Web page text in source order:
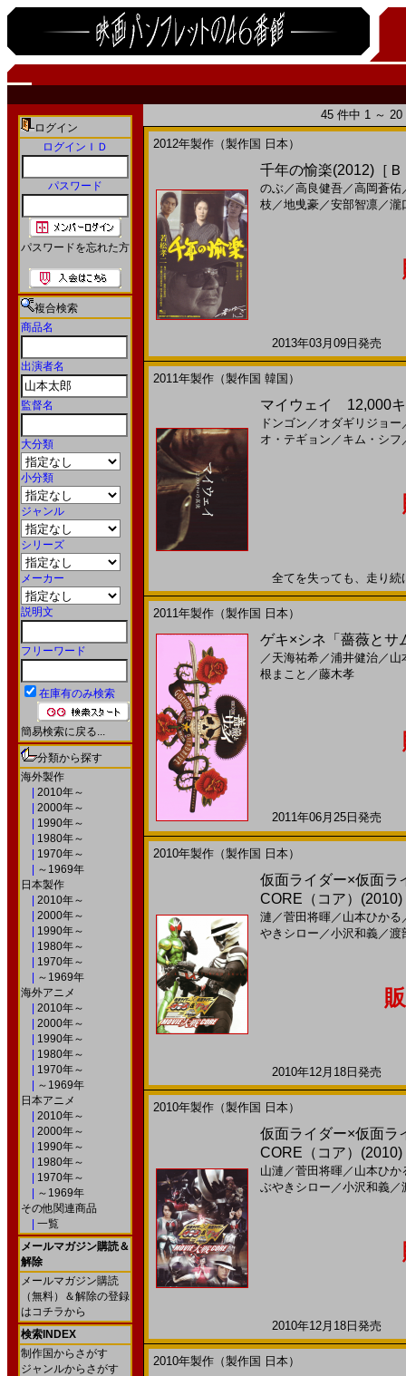
ログイン
ログインＩＤ
パスワード
パスワードを忘れた方
複合検索
商品名
出演者名
監督名
大分類
小分類
ジャンル
シリーズ
メーカー
説明文
フリーワード
在庫有のみ検索
簡易検索に戻る...
分類から探す
海外製作
2010年～
2000年～
1990年～
1980年～
1970年～
～1969年
日本製作
2010年～
2000年～
1990年～
1980年～
1970年～
～1969年
海外アニメ
2010年～
2000年～
1990年～
1980年～
1970年～
～1969年
日本アニメ
2010年～
2000年～
1990年～
1980年～
1970年～
～1969年
その他関連商品
一覧
メールマガジン購読＆
解除
メールマガジン購読
（無料）＆解除の登録
はコチラから
検索INDEX
制作国からさがす
ジャンルからさがす
45 件中 1 ～
2012年製作（製作国 日本）
千年の愉楽(2012)［
のぶ／高良健吾／高岡蒼佑
枝 ／地曵豪／安部智凛／瀧
2013年03月09日発売
2011年製作（製作国 韓国）
マイウェイ 12,000キ
ドンゴン ／ オダギリジョー
オ・テギョン ／ キム・シフ
全てを失っても、走り
2011年製作（製作国 日本）
ゲキ×シネ「薔薇とサ
／ 天海祐希／浦井健治／ 山
根まこと ／藤木孝
2011年06月25日発売
2010年製作（製作国 日本）
仮面ライダー×仮面
CORE（コア）
漣 ／菅田将暉／ 山本ひかる
やきシロー ／小沢和義／渡
2010年12月18日発売
2010年製作（製作国 日本）
仮面ライダー×仮面
CORE（コア）
山漣 ／菅田将暉／ 山本ひか
ぶやきシロー ／小沢和義／
2010年12月18日発売
2010年製作（製作国 日本）